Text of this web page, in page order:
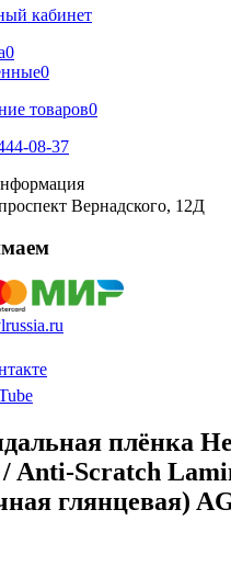
кабинет
0
0
товаров0
08-37
Вернадского, 12Д
плёнка
Anti-Scratch
глянцевая)